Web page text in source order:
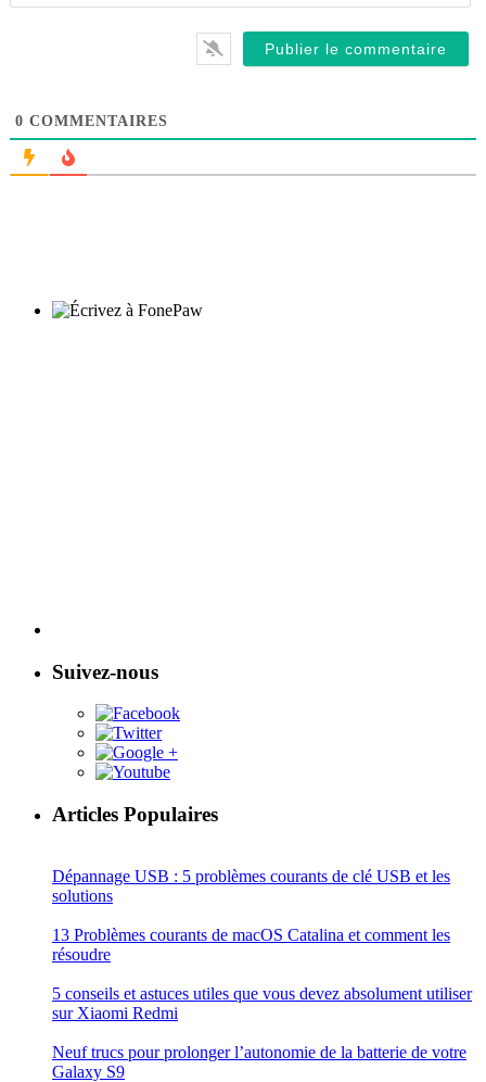
0 COMMENTAIRES
Suivez-nous
Articles Populaires
Dépannage USB : 5 problèmes courants de clé USB et les
solutions
13 Problèmes courants de macOS Catalina et comment les
résoudre
5 conseils et astuces utiles que vous devez absolument utiliser
sur Xiaomi Redmi
Neuf trucs pour prolonger l’autonomie de la batterie de votre
Galaxy S9